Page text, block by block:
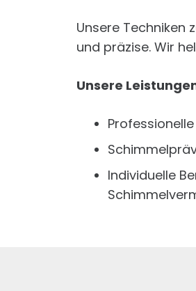
Unsere Techniken
und präzise. Wir
Unsere
Individuelle